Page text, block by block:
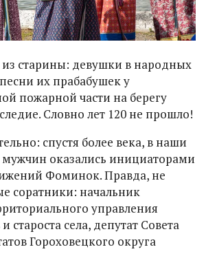
из старины: девушки в народных
их прабабушек у
пожарной части на берегу
Словно лет 120 не прошло!
спустя более века, в наши
оказались инициаторами
Фоминок. Правда, не
соратники: начальник
управления
староста села, депутат Совета
Гороховецкого округа